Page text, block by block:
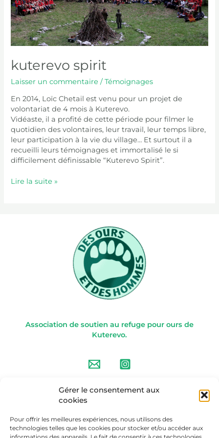
Gérer le consentement aux
cookies
Pour offrir les meilleures expériences, nous utilisons des
technologies telles que les cookies pour stocker et/ou accéder aux
kuterevo spirit
Laisser un commentaire /Témoignages
En 2014, Loïc Chetail est venu pour un projet de
volontariat de 4 mois à Kuterevo.
Vidéaste, il a profité de cette période pour filmer le
quotidien des volontaires, leur travail, leur temps libre,
leur participation à la vie du village… Et surtout il a
recueilli leurs témoignages et immortalisé le si
difficilement définissable “Kuterevo Spirit”.
Lire la suite »
Association de soutien au refuge pour ours de
Kuterevo.
à propos de nous
L’association
Faire un don